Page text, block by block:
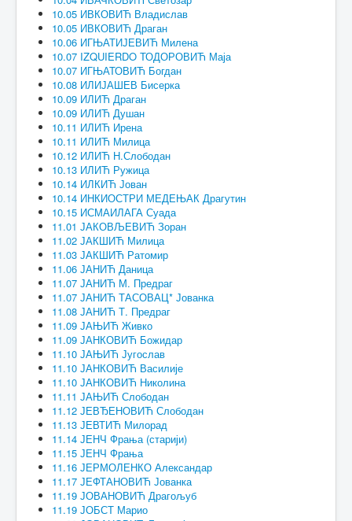
10.05 ИВКОВИЋ Владислав
10.05 ИВКОВИЋ Драган
10.06 ИГЊАТИЈЕВИЋ Милена
10.07 IZQUIERDO ТОДОРОВИЋ Маја
10.07 ИГЊАТОВИЋ Богдан
10.08 ИЛИЈАШЕВ Бисерка
10.09 ИЛИЋ Драган
10.09 ИЛИЋ Душан
10.11 ИЛИЋ Ирена
10.11 ИЛИЋ Милица
10.12 ИЛИЋ Н.Слободан
10.13 ИЛИЋ Ружица
10.14 ИЛКИЋ Јован
10.14 ИНКИОСТРИ МЕДЕЊАК Драгутин
10.15 ИСМАИЛАГА Суада
11.01 ЈАКОВЉЕВИЋ Зоран
11.02 ЈАКШИЋ Милица
11.03 ЈАКШИЋ Ратомир
11.06 ЈАНИЋ Даница
11.07 ЈАНИЋ М. Предраг
11.07 ЈАНИЋ ТАСОВАЦ* Јованка
11.08 ЈАНИЋ Т. Предраг
11.09 ЈАЊИЋ Живко
11.09 ЈАНКОВИЋ Божидар
11.10 ЈАЊИЋ Југослав
11.10 ЈАНКОВИЋ Василије
11.10 ЈАНКОВИЋ Николина
11.11 ЈАЊИЋ Слободан
11.12 ЈЕВЂЕНОВИЋ Слободан
11.13 ЈЕВТИЋ Милорад
11.14 ЈЕНЧ Фрања (старији)
11.15 ЈЕНЧ Фрања
11.16 ЈЕРМОЛЕНКО Александар
11.17 ЈЕФТАНОВИЋ Јованка
11.19 ЈОВАНОВИЋ Драгољуб
11.19 ЈОБСТ Марио